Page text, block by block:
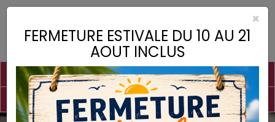
Toggle
PIGMENTS CHAUX CHARGES LIANTS
COLLES DROGUERIE MATÉRIEL DESTOCKAGE
×
FERMETURE ESTIVALE DU 10 AU 21
AOUT INCLUS